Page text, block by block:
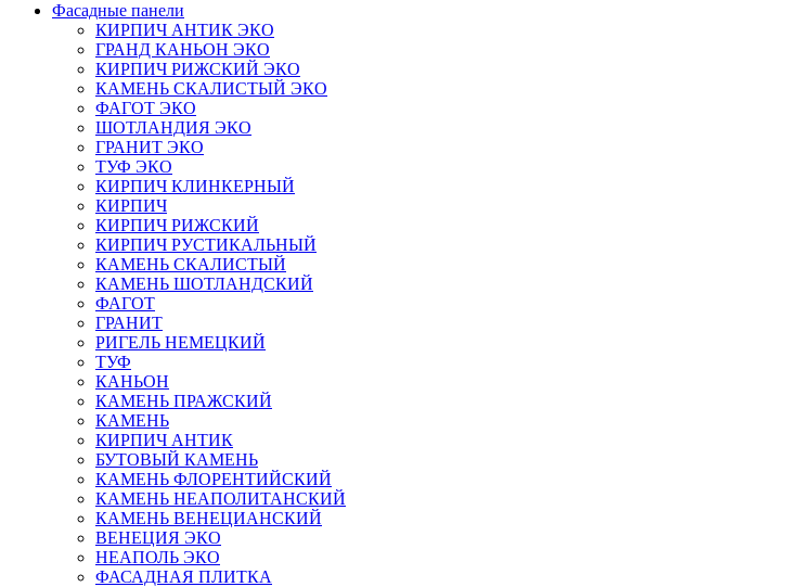
Фасадные панели
КИРПИЧ АНТИК ЭКО
ГРАНД КАНЬОН ЭКО
КИРПИЧ РИЖСКИЙ ЭКО
КАМЕНЬ СКАЛИСТЫЙ ЭКО
ФАГОТ ЭКО
ШОТЛАНДИЯ ЭКО
ГРАНИТ ЭКО
ТУФ ЭКО
КИРПИЧ КЛИНКЕРНЫЙ
КИРПИЧ
КИРПИЧ РИЖСКИЙ
КИРПИЧ РУСТИКАЛЬНЫЙ
КАМЕНЬ СКАЛИСТЫЙ
КАМЕНЬ ШОТЛАНДСКИЙ
ФАГОТ
ГРАНИТ
РИГЕЛЬ НЕМЕЦКИЙ
ТУФ
КАНЬОН
КАМЕНЬ ПРАЖСКИЙ
КАМЕНЬ
КИРПИЧ АНТИК
БУТОВЫЙ КАМЕНЬ
КАМЕНЬ ФЛОРЕНТИЙСКИЙ
КАМЕНЬ НЕАПОЛИТАНСКИЙ
КАМЕНЬ ВЕНЕЦИАНСКИЙ
ВЕНЕЦИЯ ЭКО
НЕАПОЛЬ ЭКО
ФАСАДНАЯ ПЛИТКА